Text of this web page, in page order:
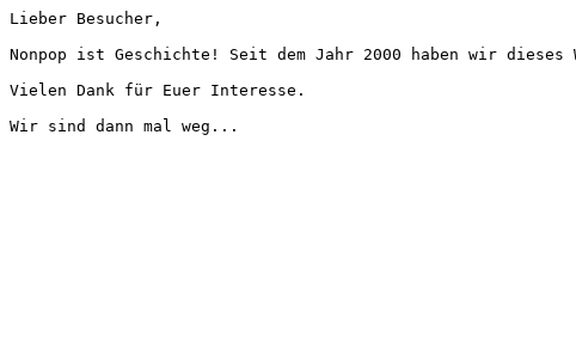
Lieber Besucher,
Nonpop ist Geschichte! Seit dem Jahr 2000 haben wir dieses
Vielen Dank für Euer Interesse.
Wir sind dann mal weg...